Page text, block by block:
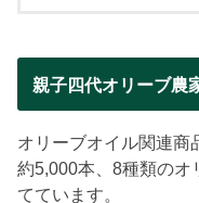
親子四代オリーブ農
オリーブオイル関連商
約5,000本、8種類のオ
てています。